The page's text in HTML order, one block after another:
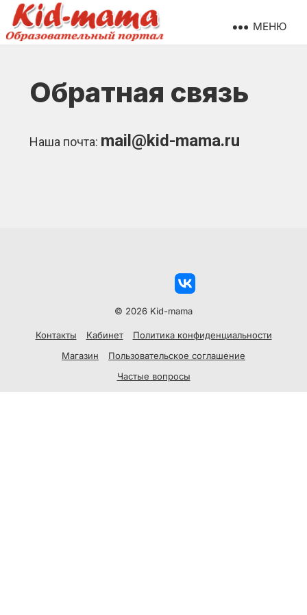
МЕНЮ
Обратная связь
Наша почта: mail@kid-mama.ru
© 2026 Kid-mama
Контакты Кабинет
Политика конфиденциальности
Магазин
Пользовательское соглашение
Частые вопросы